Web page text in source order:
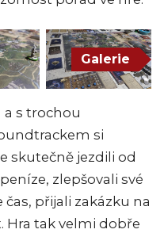
Galerie
a s trochou
si
skutečně jezdili od
zlepšovali své
přijali zakázku na
Hra tak velmi dobře